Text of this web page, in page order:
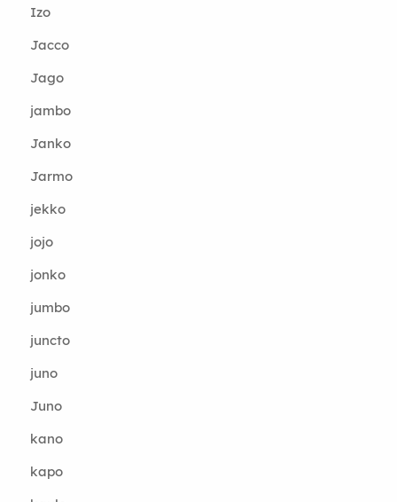
Izo
Jacco
Jago
jambo
Janko
Jarmo
jekko
jojo
jonko
jumbo
juncto
juno
Juno
kano
kapo